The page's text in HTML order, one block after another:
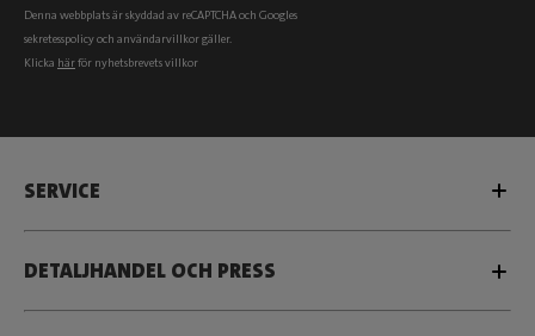
Denna webbplats är skyddad av reCAPTCHA och Googles
sekretesspolicyoch användarvillkorgäller.
Klicka härför nyhetsbrevets villkor
SERVICE
DETALJHANDEL OCH PRESS